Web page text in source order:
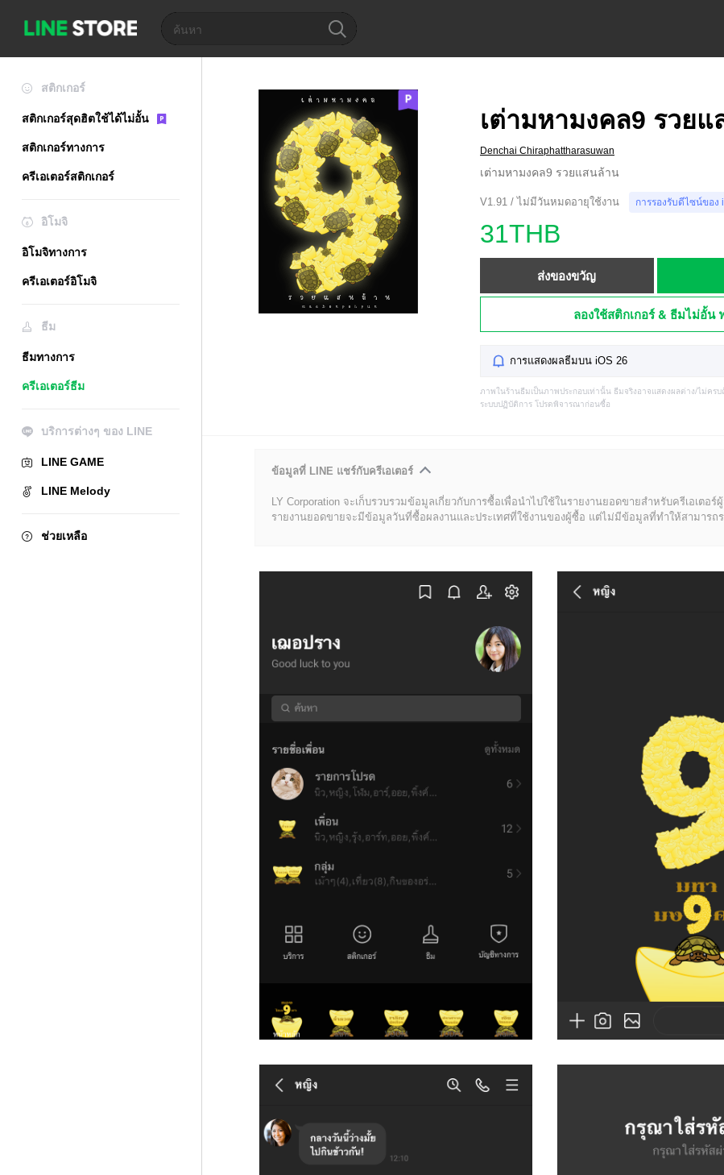
สติกเกอร์
สติกเกอร์สุดฮิตใช้ได้ไม่อั้น
สติกเกอร์ทางการ
ครีเอเตอร์สติกเกอร์
อิโมจิ
อิโมจิทางการ
ครีเอเตอร์อิโมจิ
ธีม
ธีมทางการ
ครีเอเตอร์ธีม
บริการต่างๆ ของ LINE
LINE GAME
LINE Melody
ช่วยเหลือ
เต่ามหามงคล9 รวย
Denchai Chiraphattharasuwan
เต่ามหามงคล9 รวยแสนล้าน
V1.91 / ไม่มีวันหมดอายุใช้งาน การรองรับดีไซน์ของ
31THB
ส่งของขวัญ
ลองใช้สติกเกอร์ & ธีมไม่อั้น
การแสดงผลธีมบน iOS 26
ภาพในร้านธีมเป็นภาพประกอบเท่านั้น ธีมจริงอาจแสดงผลต่าง/ไม่ครบ
ระบบปฏิบัติการ โปรดพิจารณาก่อนซื้อ
ข้อมูลที่ LINE แชร์กับครีเอเตอร์
LY Corporation จะเก็บรวบรวมข้อมูลเกี่ยวกับการซื้อเพื่อนำไปใช้ในรายงานยอดขายสำหรับครีเอเตอร์
รายงานยอดขายจะมีข้อมูลวันที่ซื้อผลงานและประเทศที่ใช้งานของผู้ซื้อ แต่ไม่มีข้อมูลที่ทำให้สามารถ